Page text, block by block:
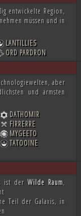
entwickelte Region,
müssen und in
LANTILLIES
ORD PARDRON
aber
und ärmsten
DATHOMIR
FIRRERRE
MYGEETO
TATOOINE
ist der Wilde Raum,
Teil der Galaxis, in